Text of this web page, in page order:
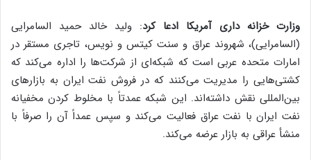
وزارت خزانه داری آمریکا ادعا کرد: ولید خالد حمید السامرایی
(السامرایی)، شهروند عراق و سنت کیتس و نویس، تاجری مستقر در
امارات متحده عربی است که شبکه‌ای از شرکت‌ها را اداره می‌کند که
کشتی‌هایی را مدیریت می‌کنند که در فروش نفت ایران به بازارهای
بین‌المللی نقش داشته‌اند. این شبکه عمدتاً با مخلوط کردن مخفیانه
نفت ایران با نفت عراق فعالیت می‌کند و سپس عمداً آن را صرفاً با
منشأ عراقی به بازار عرضه می‌کند.